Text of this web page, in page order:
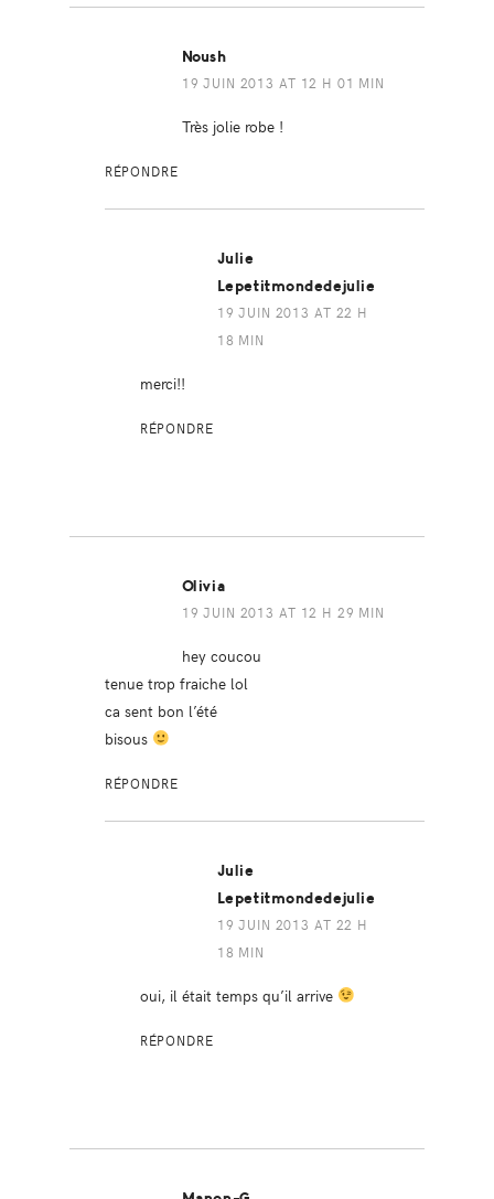
Noush
19 JUIN 2013 AT 12 H 01 MIN
Très jolie robe !
RÉPONDRE
Julie
Lepetitmondedejulie
19 JUIN 2013 AT 22 H
18 MIN
merci!!
RÉPONDRE
Olivia
19 JUIN 2013 AT 12 H 29 MIN
hey coucou
tenue trop fraiche lol
ca sent bon l’été
bisous
RÉPONDRE
Julie
Lepetitmondedejulie
19 JUIN 2013 AT 22 H
18 MIN
oui, il était temps qu’il arrive
RÉPONDRE